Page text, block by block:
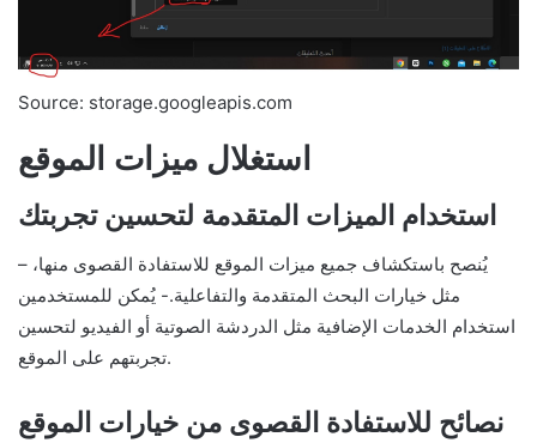
Source: storage.googleapis.com
استغلال ميزات الموقع
استخدام الميزات المتقدمة لتحسين تجربتك
– يُنصح باستكشاف جميع ميزات الموقع للاستفادة القصوى منها،
مثل خيارات البحث المتقدمة والتفاعلية.- يُمكن للمستخدمين
استخدام الخدمات الإضافية مثل الدردشة الصوتية أو الفيديو لتحسين
تجربتهم على الموقع.
نصائح للاستفادة القصوى من خيارات الموقع